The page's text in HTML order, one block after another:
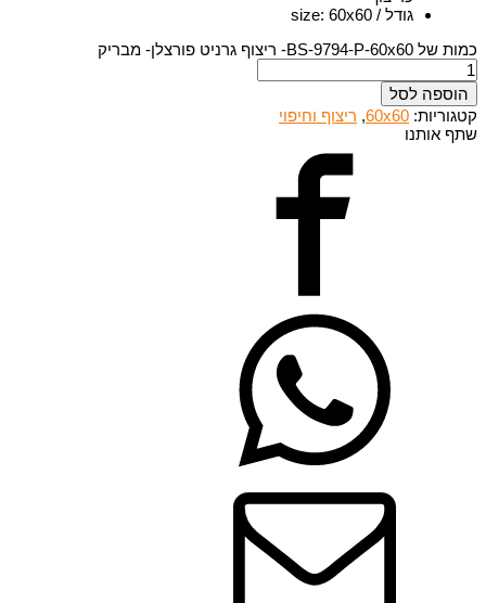
גודל / size
:60x60
כמות של BS-9794-P-60x60- ריצוף גרניט פורצלן- מבריק
הוספה לסל
קטגוריות: 60x60
, ריצוף וחיפוי
שתף אותנו